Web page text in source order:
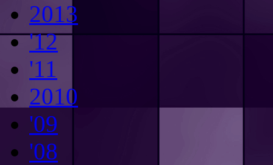
2013
'12
'11
2010
'09
'08